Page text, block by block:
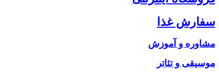
سفارش غذا
مشاوره و آموزش
موسیقی و تئاتر